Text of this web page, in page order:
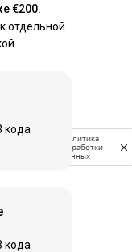
€200.
отдельной
кода
кода
Политика
обработки
данных